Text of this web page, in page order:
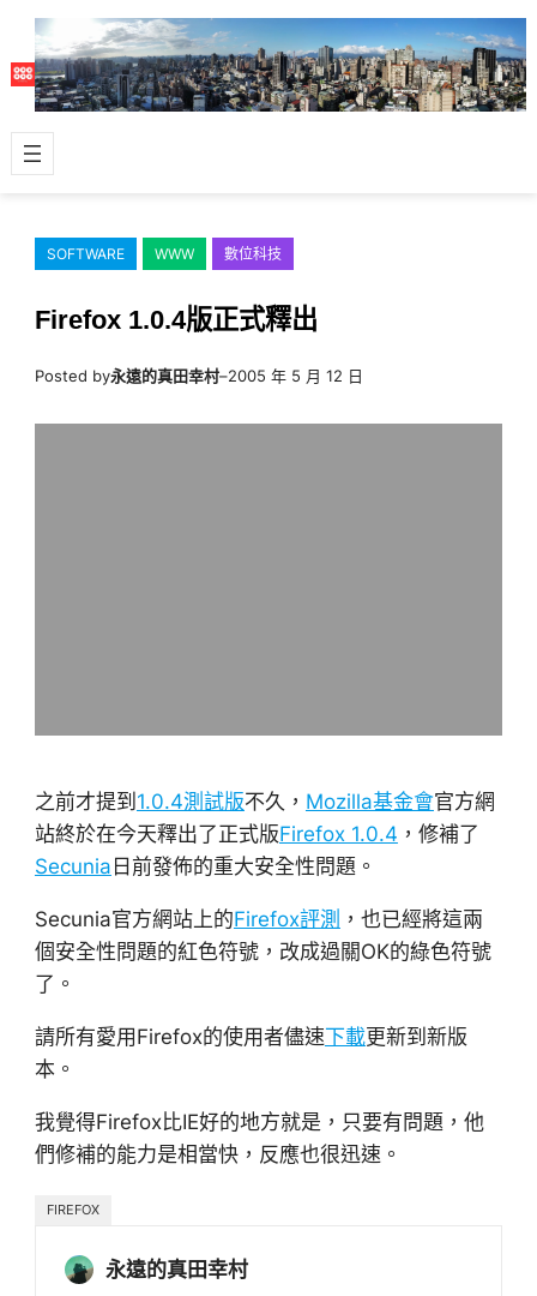
主
容
SOFTWARE WWW 數位科技
Firefox 1.0.4版正式釋出
Posted by永遠的真田幸村–2005 年 5 月 12 日
之前才提到 1.0.4測試版不久， Mozilla基金會官方網
站終於在今天釋出了正式版Firefox 1.0.4 ，修補了
Secunia 日前發佈的重大安全性問題。
Secunia官方網站上的Firefox評測 ，也已經將這兩
個安全性問題的紅色符號，改成過關OK的綠色符號
了。
請所有愛用Firefox的使用者儘速下載更新到新版
本。
我覺得Firefox比IE好的地方就是，只要有問題，他
們修補的能力是相當快，反應也很迅速。
FIREFOX
永遠的真田幸村